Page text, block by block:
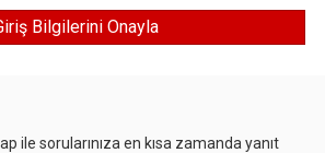
ile sorularınıza en kısa zamanda yanıt